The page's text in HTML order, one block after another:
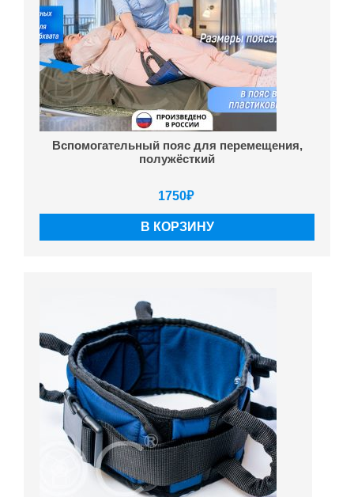
Вспомогательный пояс для перемещения,
полужёсткий
1750₽
В КОРЗИНУ